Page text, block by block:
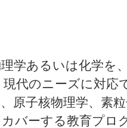
学あるいは化学を
代のニーズに対応
原子核物理学、素
バーする教育プロ